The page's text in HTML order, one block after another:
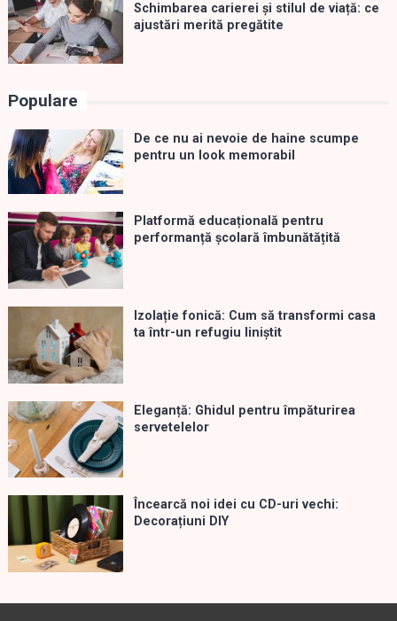
Schimbarea carierei și stilul de viață: ce
ajustări merită pregătite
Populare
De ce nu ai nevoie de haine scumpe
pentru un look memorabil
Platformă educațională pentru
performanță școlară îmbunătățită
Izolație fonică: Cum să transformi casa
ta într-un refugiu liniștit
Eleganță: Ghidul pentru împăturirea
servetelelor
Încearcă noi idei cu CD-uri vechi:
Decorațiuni DIY